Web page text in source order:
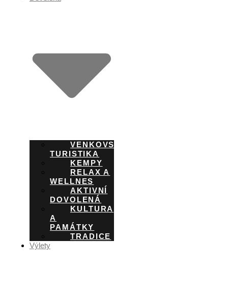
VENKOVSKÁ
TURISTIKA
KEMPY
RELAX A
WELLNES
AKTIVNÍ
DOVOLENÁ
KULTURA
A
PAMÁTKY
TRADICE
Výlety